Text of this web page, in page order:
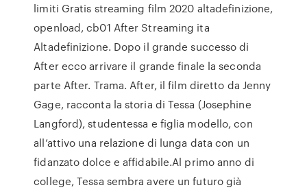
limiti Gratis streaming film 2020 altadefinizione,
openload, cb01 After Streaming ita
Altadefinizione. Dopo il grande successo di
After ecco arrivare il grande finale la seconda
parte After. Trama. After, il film diretto da Jenny
Gage, racconta la storia di Tessa (Josephine
Langford), studentessa e figlia modello, con
all’attivo una relazione di lunga data con un
fidanzato dolce e affidabile.Al primo anno di
college, Tessa sembra avere un futuro già